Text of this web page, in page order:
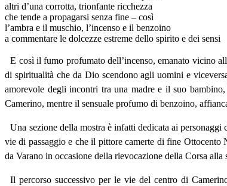
altri d’una corrotta, trionfante ricchezza
che tende a propagarsi senza fine – così
l’ambra e il muschio, l’incenso e il benzoino
a commentare le dolcezze estreme dello spirito e dei sensi
E così il fumo profumato dell’incenso, emanato vicino
di spiritualità che da Dio scendono agli uomini e
amorevole degli incontri tra una madre e il suo
Camerino, mentre il sensuale profumo di benzoino,
Una sezione della mostra è infatti dedicata ai
vie di passaggio e che il pittore camerte di fine Ottocento
da Varano in occasione della rievocazione della Corsa
Il percorso successivo per le vie del centro di